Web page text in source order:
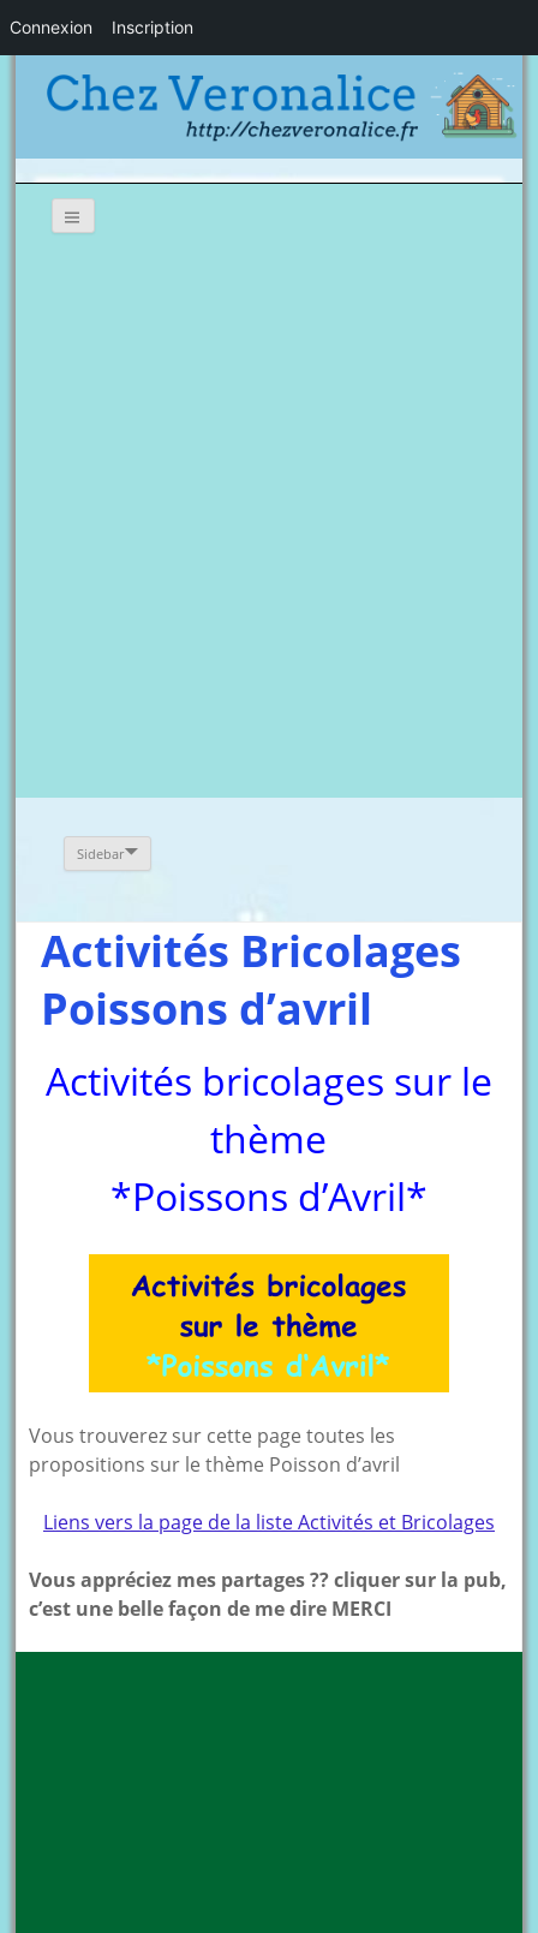
Sidebar
Activités Bricolages
Poissons d’avril
Activités bricolages sur le
thème
*Poissons d’Avril*
Vous trouverez sur cette page toutes les
propositions sur le thème Poisson d’avril
Liens vers la page de la liste Activités et Bricolages
Vous appréciez mes partages ?? cliquer sur la pub,
c’est une belle façon de me dire MERCI
Connexion Inscription